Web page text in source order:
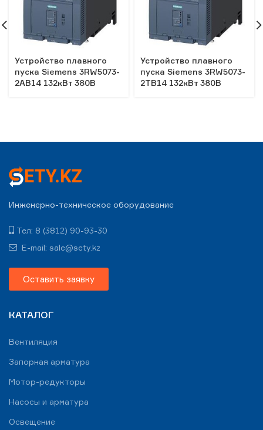
Устройство плавного
пуска Siemens 3RW5073-
2AB14 132кВт 380В
Устройство плавного
пуска Siemens 3RW5073-
2TB14 132кВт 380В
Инженерно-техническое оборудование
Тел: 8 (3812) 90-93-30
E-mail: sale@sety.kz
Оставить заявку
КАТАЛОГ
Вентиляция
Запорная арматура
Мотор-редукторы
Насосы и арматура
Освещение